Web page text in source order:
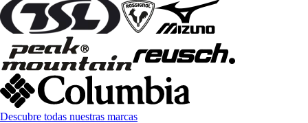
Descubre todas nuestras marcas